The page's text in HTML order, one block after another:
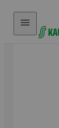
Hyppää sisältöön